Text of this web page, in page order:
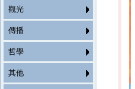
觀光
傳播
哲學
其他